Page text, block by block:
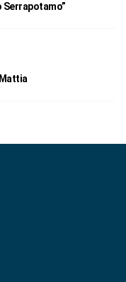
Serrapotamo”